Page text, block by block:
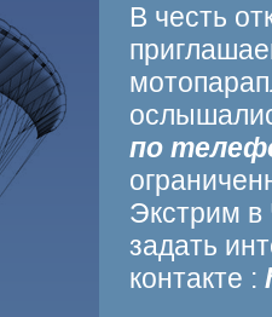
В честь
по
Экстрим в
задать
контакте :